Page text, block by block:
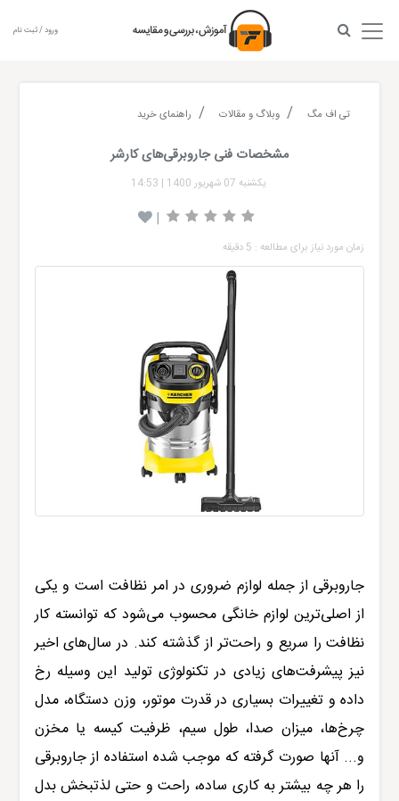
ورود / ثبت نام
تی اف مگ وبلاگ و مقالات راهنمای خرید
مشخصات فنی جاروبرقی‌های کارشر
یکشنبه 07 شهریور 1400 |
14:53
|
زمان مورد نیاز برای مطالعه : 5 دقیقه
جاروبرقی از جملهلوازم ضروری در امر نظافت است و یکی
از اصلی‌ترین لوازم خانگی محسوب می‌شود که توانسته کار
نظافت را سریع و راحت‌تر از گذشته کند. در سال‌های اخیر
نیز پیشرفت‌های زیادی در تکنولوژی تولید این وسیله رخ
داده و تغییرات بسیاری در قدرت موتور، وزن دستگاه، مدل
چرخ‌ها، میزان صدا، طول سیم، ظرفیت کیسه یا مخزن
و... آنها صورت گرفته که موجب شده استفاده از جاروبرقی
را هر چه بیشتر به کاری ساده، راحت و حتی لذتبخش بدل